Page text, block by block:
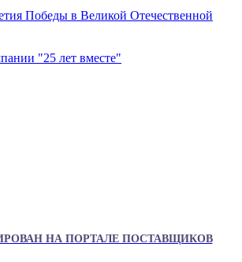
Победы в Великой Отечественной
"25 лет вместе"
НА ПОРТАЛЕ ПОСТАВЩИКОВ